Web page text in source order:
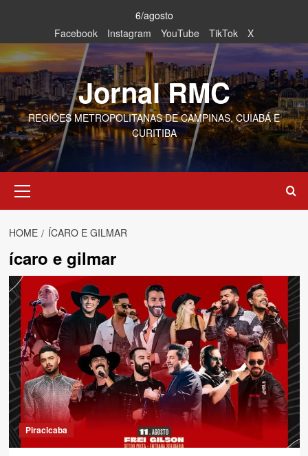
content
6/agosto
Facebook
Instagram YouTube TikTok X
Jornal RMC
REGIÕES METROPOLITANAS DE CAMPINAS, CUIABÁ E
CURITIBA
Menu
HOME ÍCARO E GILMAR
ícaro e gilmar
Piracicaba